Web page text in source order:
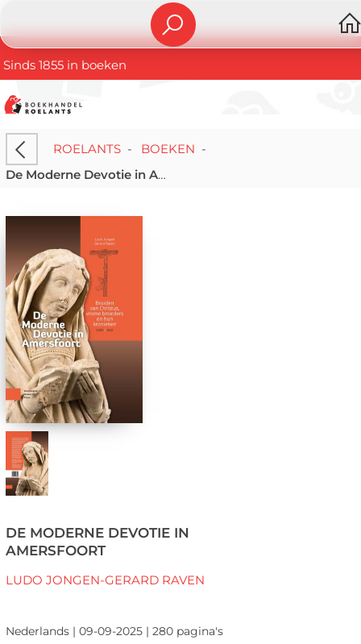
Sinds 1855 in boeken
ROELANTS- BOEKEN -
De Moderne Devotie in Amersfoort
DE MODERNE DEVOTIE IN
AMERSFOORT
LUDO JONGEN-GERARD RAVEN
Nederlands | 09-09-2025 | 280 pagina's